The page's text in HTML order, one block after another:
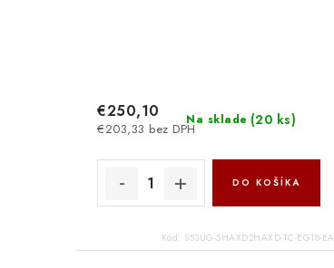
Na sklade (20 ks)
€203,33 bez DPH
€250,10
DO KOŠÍKA
Kód: S53UG-5HAXD2HAXD-TC-EG18-EA